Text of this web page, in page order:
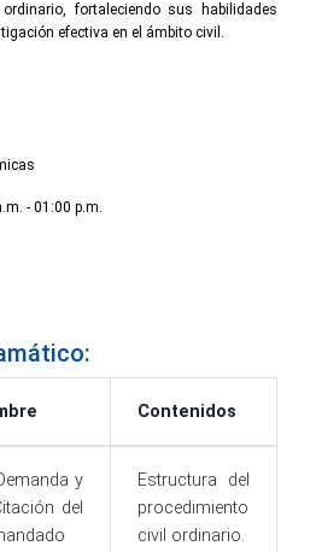
fortaleciendo sus habilidades
efectiva en el ámbito civil.
- 01:00 p.m.
Contenidos
y
del
Estructura del
procedimiento
civil ordinario.